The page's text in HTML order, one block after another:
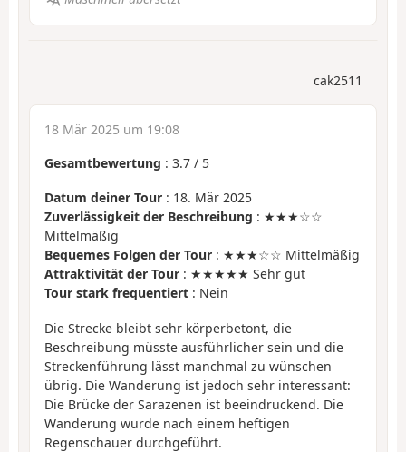
cak2511
18 Mär 2025 um 19:08
Gesamtbewertung : 3.7 / 5
Datum deiner Tour : 18. Mär 2025
Zuverlässigkeit der Beschreibung : ★★★☆☆
Mittelmäßig
Bequemes Folgen der Tour : ★★★☆☆ Mittelmäßig
Attraktivität der Tour : ★★★★★ Sehr gut
Tour stark frequentiert : Nein
Die Strecke bleibt sehr körperbetont, die
Beschreibung müsste ausführlicher sein und die
Streckenführung lässt manchmal zu wünschen
übrig. Die Wanderung ist jedoch sehr interessant:
Die Brücke der Sarazenen ist beeindruckend. Die
Wanderung wurde nach einem heftigen
Regenschauer durchgeführt.